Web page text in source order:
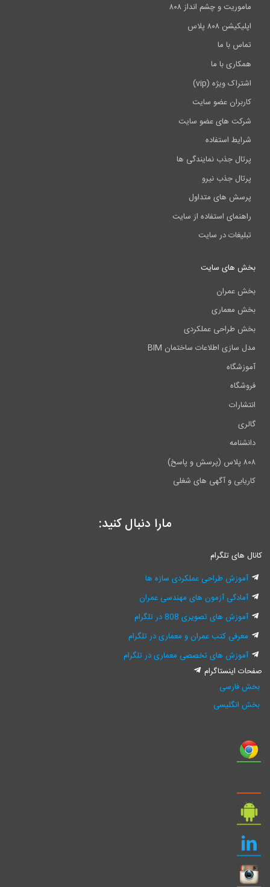
ماموریت و چشم انداز ۸۰۸
اپلیکیشن ۸۰۸ پلاس
تماس با ما
همکاری با ما
اشتراک ویژه (vip)
کاربران عضو سایت
شرکت های عضو سایت
شرایط استفاده
پرتال جذب نمایندگی ها
پرتال جذب نیرو
پرسش های متداول
راهنمای استفاده از سایت
تبلیغات در سایت
بخش های سایت
بخش عمران
بخش معماری
بخش طراحی عملکردی
مدل سازی اطلاعات ساختمان BIM
آموزشگاه
فروشگاه
انتشارات
گالری
دانشنامه
۸۰۸ پلاس (پرسش و پاسخ)
کاریابی و آگهی های شغلی
مارا دنبال کنید:
کانال های تلگرام
آموزش طراحی عملکردی سازه ها
آمادگی آزمون های مهندسی عمران
آموزش های تصویری 808 در تلگرام
معرفی کتب عمران و معماری در تلگرام
آموزش های تخصصی معماری در تلگرام
صفحات اینستاگرام
بخش فارسی
بخش انگلیسی